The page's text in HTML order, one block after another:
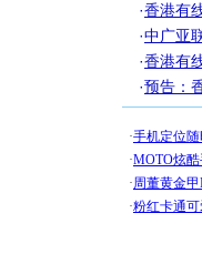
·香港有
·中广亚
·香港有
·预告：